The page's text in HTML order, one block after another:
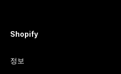
Shopify
정보